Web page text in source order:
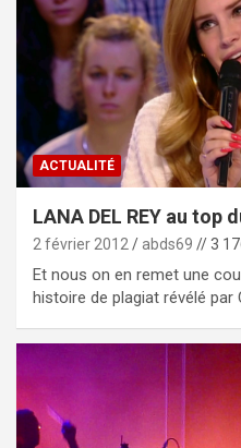
ACTUALITÉ
LANA DEL REY au top
2 février 2012 abds69 // 3
Et nous on en remet une
histoire de plagiat révélé par